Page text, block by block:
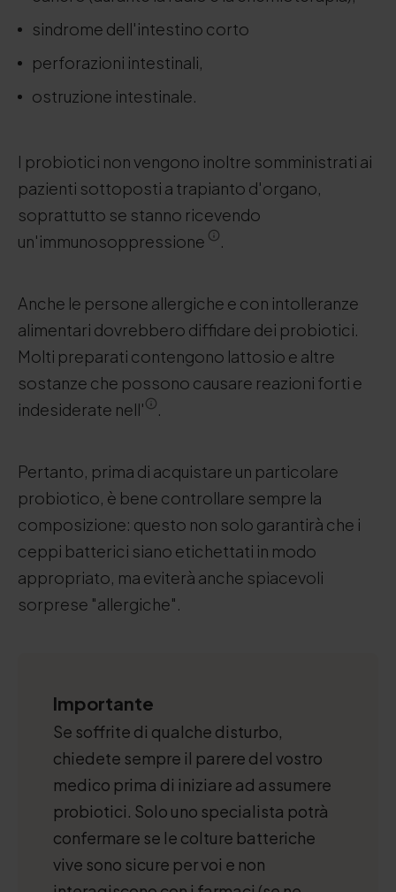
sindrome dell'intestino corto
perforazioni intestinali,
ostruzione intestinale.
I probiotici non vengono inoltre somministrati ai
pazienti sottoposti a trapianto d'organo,
soprattutto se stanno ricevendo
un'immunosoppressione
.
Anche le persone allergiche e con intolleranze
alimentari dovrebbero diffidare dei probiotici.
Molti preparati contengono lattosio e altre
sostanze che possono causare reazioni forti e
indesiderate nell'
.
Pertanto, prima di acquistare un particolare
probiotico, è bene controllare sempre la
composizione: questo non solo garantirà che i
ceppi batterici siano etichettati in modo
appropriato, ma eviterà anche spiacevoli
sorprese "allergiche".
Importante
Se soffrite di qualche disturbo,
chiedete sempre il parere del vostro
medico prima di iniziare ad assumere
probiotici. Solo uno specialista potrà
confermare se le colture batteriche
vive sono sicure per voi e non